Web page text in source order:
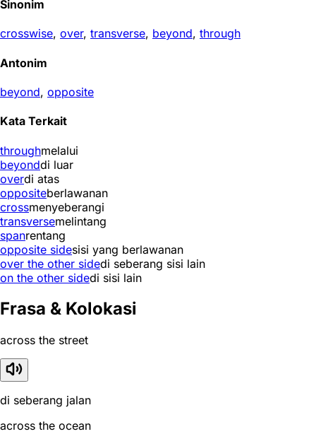
Sinonim
crosswise, over, transverse, beyond, through
Antonim
beyond, opposite
Kata Terkait
throughmelalui
beyonddi luar
overdi atas
oppositeberlawanan
crossmenyeberangi
transversemelintang
spanrentang
opposite sidesisi yang berlawanan
over the other sidedi seberang sisi lain
on the other sidedi sisi lain
Frasa & Kolokasi
across the street
di seberang jalan
across the ocean